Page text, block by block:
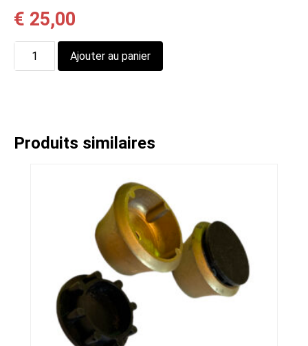
€ 25,00
quantité
de
en
Ajouter au panier
Produits similaires